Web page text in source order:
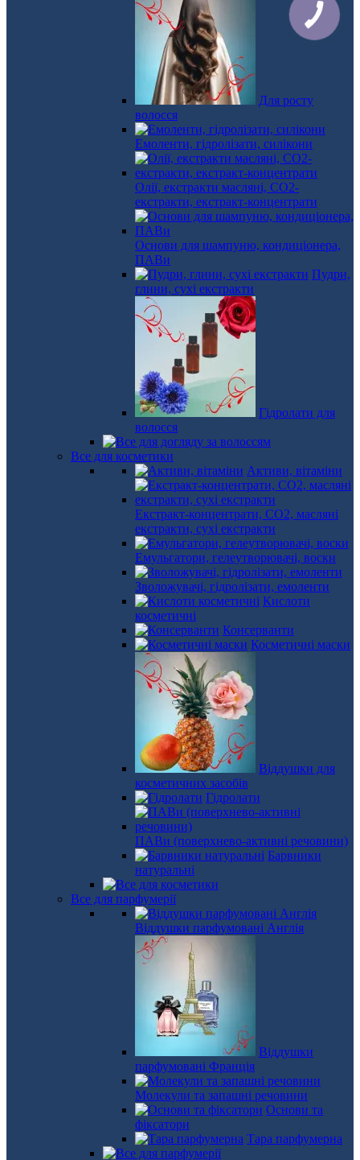
Для росту
волосся
Емоленти, гідролізати, силікони
Олії, екстракти масляні, СО2-
екстракти, екстракт-концентрати
Основи для шампуню, кондиціонера,
ПАВи
Пудри,
глини, сухі екстракти
Гідролати для
волосся
Все для косметики
Активи, вітаміни
Екстракт-концентрати, СО2, масляні
екстракти, сухі екстракти
Емульгатори, гелеутворювачі, воски
Зволожувачі, гідролізати, емоленти
Кислоти
косметичні
Консерванти
Косметичні маски
Віддушки для
косметичних засобів
Гідролати
ПАВи (поверхнево-активні речовини)
Барвники
натуральні
Все для парфумерії
Віддушки парфумовані Англія
Віддушки
парфумовані Франція
Молекули та запашні речовини
Основи та
фіксатори
Тара парфумерна